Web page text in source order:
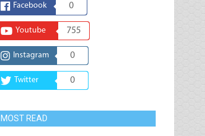
Facebook 0
Youtube 755
Instagram 0
Twitter 0
MOST READ